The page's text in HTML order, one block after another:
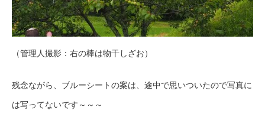
（管理人撮影：右の棒は物干しざお）
残念ながら、ブルーシートの案は、途中で思いついたので写真に
は写ってないです～～～